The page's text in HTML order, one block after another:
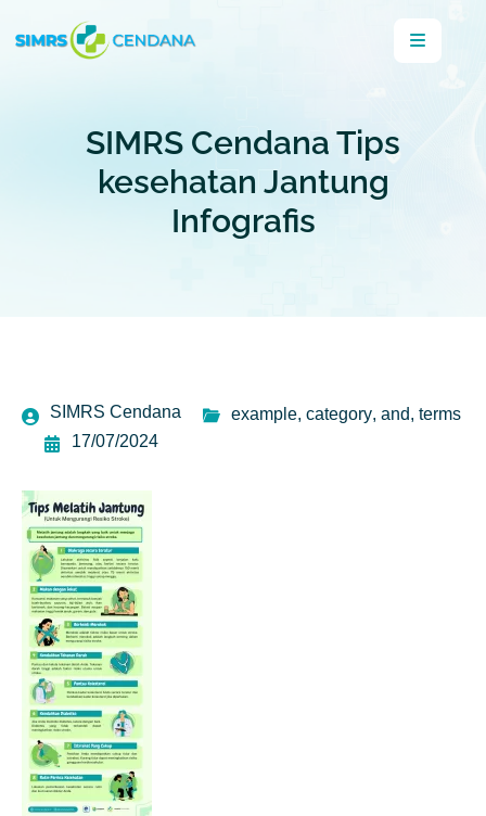
SIMRS Cendana Tips
kesehatan Jantung
Infografis
SIMRS Cendana example, category, and, terms
17/07/2024